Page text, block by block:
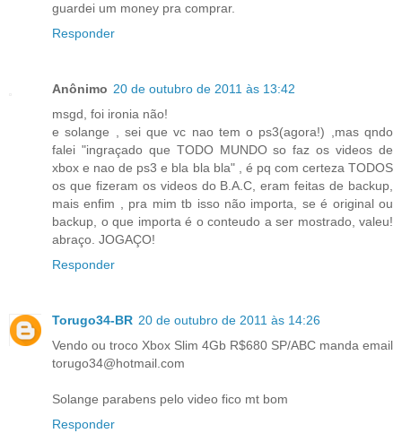
guardei um money pra comprar.
Responder
Anônimo 20 de outubro de 2011 às 13:42
msgd, foi ironia não!
e solange , sei que vc nao tem o ps3(agora!) ,mas qndo
falei "ingraçado que TODO MUNDO so faz os videos de
xbox e nao de ps3 e bla bla bla" , é pq com certeza TODOS
os que fizeram os videos do B.A.C, eram feitas de backup,
mais enfim , pra mim tb isso não importa, se é original ou
backup, o que importa é o conteudo a ser mostrado, valeu!
abraço. JOGAÇO!
Responder
Torugo34-BR 20 de outubro de 2011 às 14:26
Vendo ou troco Xbox Slim 4Gb R$680 SP/ABC manda email
torugo34@hotmail.com
Solange parabens pelo video fico mt bom
Responder